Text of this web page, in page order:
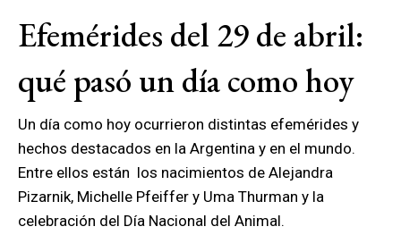
Efemérides del 29 de abril:
qué pasó un día como hoy
Un día como hoy ocurrieron distintas efemérides y
hechos destacados en la Argentina y en el mundo.
Entre ellos están los nacimientos de Alejandra
Pizarnik, Michelle Pfeiffer y Uma Thurman y la
celebración del Día Nacional del Animal.